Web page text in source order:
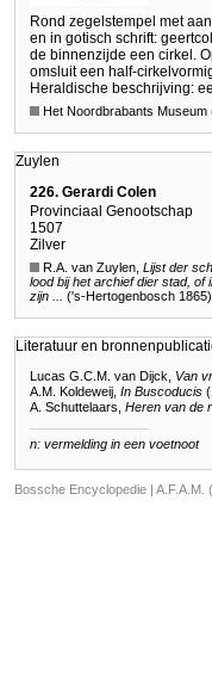
Rond zegelstempel met
en in gotisch schrift:
de binnenzijde een cirkel.
omsluit een half-
Heraldische beschrijving:
Het Noordbrabants Museum
Zuylen
226. Gerardi Colen
Provinciaal Genootschap
1507
Zilver
R.A. van Zuylen, Lijst der
lood bij het archief dier stad,
zijn ...
('s-Hertogenbosch
Literatuur en
Lucas G.C.M. van Dijck, Van
A.M. Koldeweij, In Buscoducis
A. Schuttelaars, Heren van de
n: vermelding in een voetnoot
Bossche Encyclopedie | A.F.A.M.